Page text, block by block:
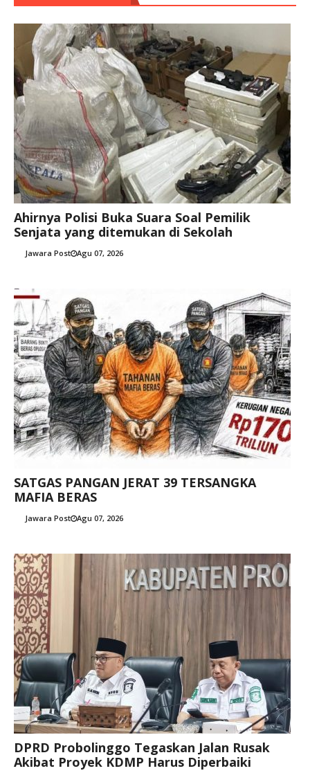
Ahirnya Polisi Buka Suara Soal Pemilik
Senjata yang ditemukan di Sekolah
Jawara Post Agu 07, 2026
SATGAS PANGAN JERAT 39 TERSANGKA
MAFIA BERAS
Jawara Post Agu 07, 2026
DPRD Probolinggo Tegaskan Jalan Rusak
Akibat Proyek KDMP Harus Diperbaiki